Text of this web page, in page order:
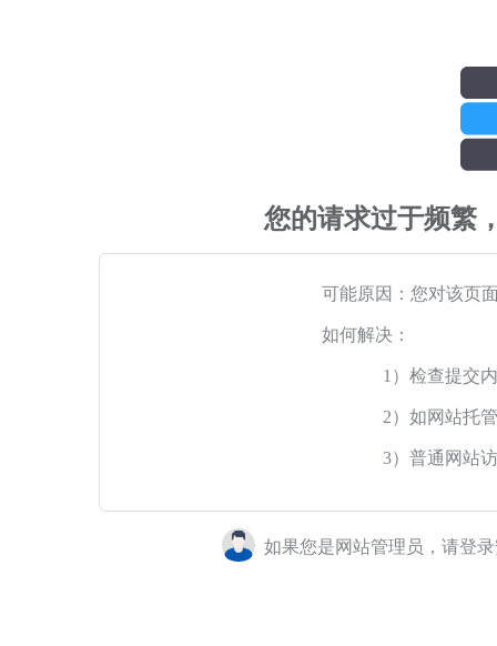
您的请求过于频繁
可能原因：您对该页
如何解决：
1）检查提交
2）如网站托
3）普通网站
如果您是网站管理员，请登